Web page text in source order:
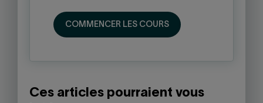
COMMENCER LES COURS
Ces articles pourraient vous